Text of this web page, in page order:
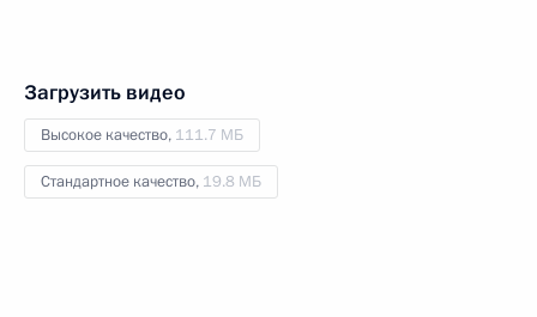
Загрузить видео
Высокое качество, 111.7 МБ
Стандартное качество, 19.8 МБ